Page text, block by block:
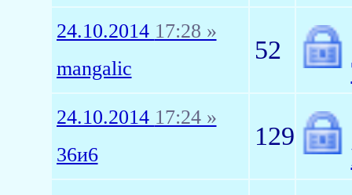
24.10.2014 17:28 »
mangalic
52
24.10.2014 17:24 »
36и6
129